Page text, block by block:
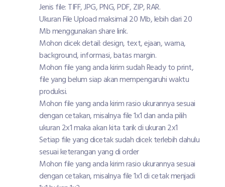
Jenis file: TIFF, JPG, PNG, PDF, ZIP, RAR.
Ukuran File Upload maksimal 20 Mb, lebih dari 20
Mb menggunakan share link.
Mohon dicek detail: design, text, ejaan, warna,
background, informasi, batas margin.
Mohon file yang anda kirim sudah Ready to print,
file yang belum siap akan mempengaruhi waktu
produksi.
Mohon file yang anda kirim rasio ukurannya sesuai
dengan cetakan, misalnya file 1x1 dan anda pilih
ukuran 2x1 maka akan kita tarik di ukuran 2x1
Setiap file yang dicetak sudah dicek terlebih dahulu
sesuai keterangan yang di order
Mohon file yang anda kirim rasio ukurannya sesuai
dengan cetakan, misalnya file 1x1 di cetak menjadi